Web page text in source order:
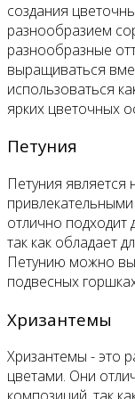
создания
разнообразием
разнообразные
выращиваться
использоваться
ярких цветочных
Петуния
Петуния
отлично подходит
так как обладает
Петунию можно
подвесных
Хризантемы
Хризантемы - это
цветами. Они